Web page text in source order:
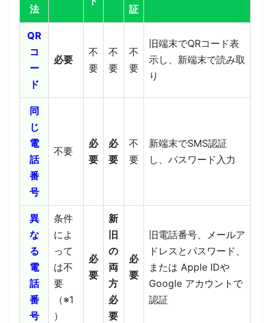
法 証
QR
コ
ー
ド
必要
不
要
不
要
不
要
旧端末でQRコード表
示し、新端末で読み取
り
同
じ
電
話
番
号
不要
必
要
必
要
不
要
新端末でSMS認証
し、パスワード入力
異
な
る
電
話
番
号
条件
によ
って
は不
要
（※1
）
必
要
新
旧
の
両
方
必
要
必
要
旧電話番号、メールア
ドレスとパスワード、
または Apple IDや
Google アカウントで
認証